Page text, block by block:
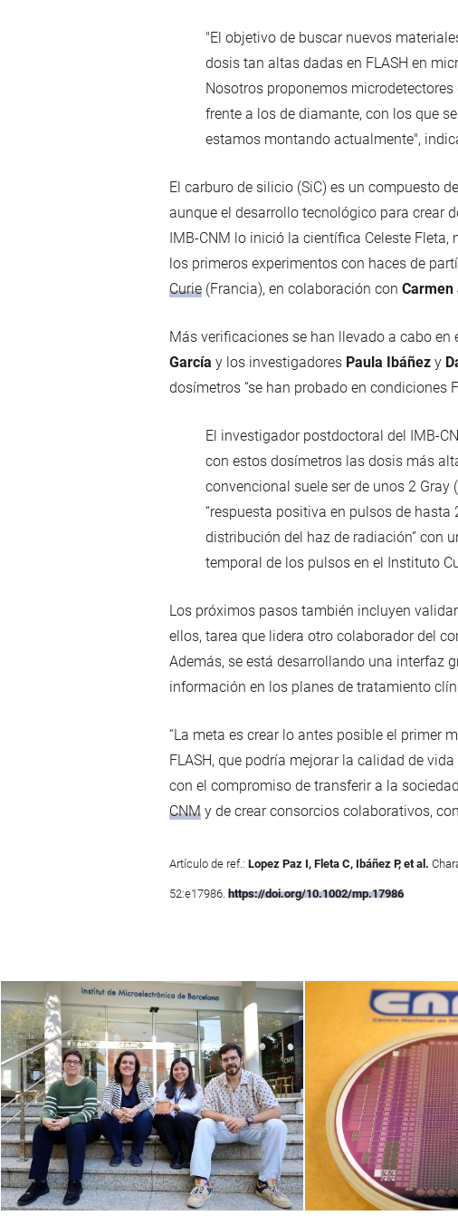
"El objetivo de buscar nuevos
dosis tan altas dadas en FLASH en
Nosotros proponemos
frente a los de diamante, con los que
estamos montando actualmente",
El carburo de silicio (SiC) es un compuesto
aunque el desarrollo tecnológico para crear
IMB-CNM lo inició la científica Celeste
los primeros experimentos con haces de
Curie (Francia), en colaboración con
Más verificaciones se han llevado a cabo en
García y los investigadores Paula Ibáñez y
dosímetros “se han probado en condiciones
El investigador postdoctoral del IMB-
con estos dosímetros las dosis más
convencional suele ser de unos 2
“respuesta positiva en pulsos de hasta
distribución del haz de radiación” con
temporal de los pulsos en el Instituto
Los próximos pasos también incluyen
ellos, tarea que lidera otro colaborador del
Además, se está desarrollando una interfaz
información en los planes de tratamiento
“La meta es crear lo antes posible el primer
FLASH, que podría mejorar la calidad de
con el compromiso de transferir a la
CNM y de crear consorcios colaborativos,
Artículo de ref.: Lopez Paz I, Fleta C, Ibáñez P, et al.
52:e17986. https://doi.org/10.1002/mp.17986